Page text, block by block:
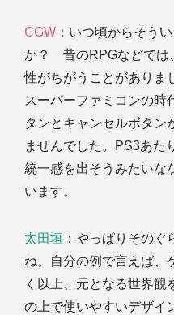
CGW ：いつ頃からそう
か？ 昔のRPGなどでは
性がちがうことがありま
スーパーファミコンの時
タンとキャンセルボタン
ませんでした。PS3あた
統一感を出そうみたいな
います。
太田垣 ：やっぱりその
ね。自分の例で言えば、
く以上、元となる世界観
の上で使いやすいデザイ